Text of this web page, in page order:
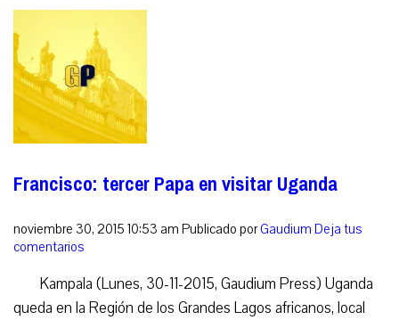
Francisco: tercer Papa en visitar Uganda
noviembre 30, 2015 10:53 am Publicado porGaudium Deja tus
comentarios
Kampala (Lunes, 30-11-2015, Gaudium Press) Uganda
queda en la Región de los Grandes Lagos africanos, local